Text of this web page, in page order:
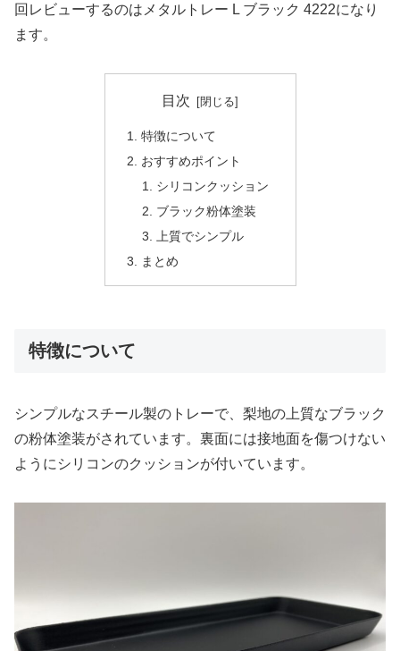
回レビューするのはメタルトレー L ブラック 4222になり
ます。
目次
特徴について
おすすめポイント
シリコンクッション
ブラック粉体塗装
上質でシンプル
まとめ
特徴について
シンプルなスチール製のトレーで、梨地の上質なブラック
の粉体塗装がされています。裏面には接地面を傷つけない
ようにシリコンのクッションが付いています。